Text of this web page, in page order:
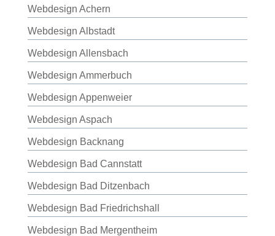
Webdesign Achern
Webdesign Albstadt
Webdesign Allensbach
Webdesign Ammerbuch
Webdesign Appenweier
Webdesign Aspach
Webdesign Backnang
Webdesign Bad Cannstatt
Webdesign Bad Ditzenbach
Webdesign Bad Friedrichshall
Webdesign Bad Mergentheim